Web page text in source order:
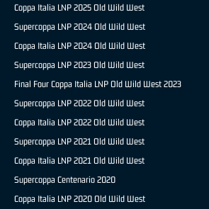
Coppa Italia LNP 2025 Old Wild West
Supercoppa LNP 2024 Old Wild West
Coppa Italia LNP 2024 Old Wild West
Supercoppa LNP 2023 Old Wild West
Final Four Coppa Italia LNP Old Wild West 2023
Supercoppa LNP 2022 Old Wild West
Coppa Italia LNP 2022 Old Wild West
Supercoppa LNP 2021 Old Wild West
Coppa Italia LNP 2021 Old Wild West
Supercoppa Centenario 2020
Coppa Italia LNP 2020 Old Wild West